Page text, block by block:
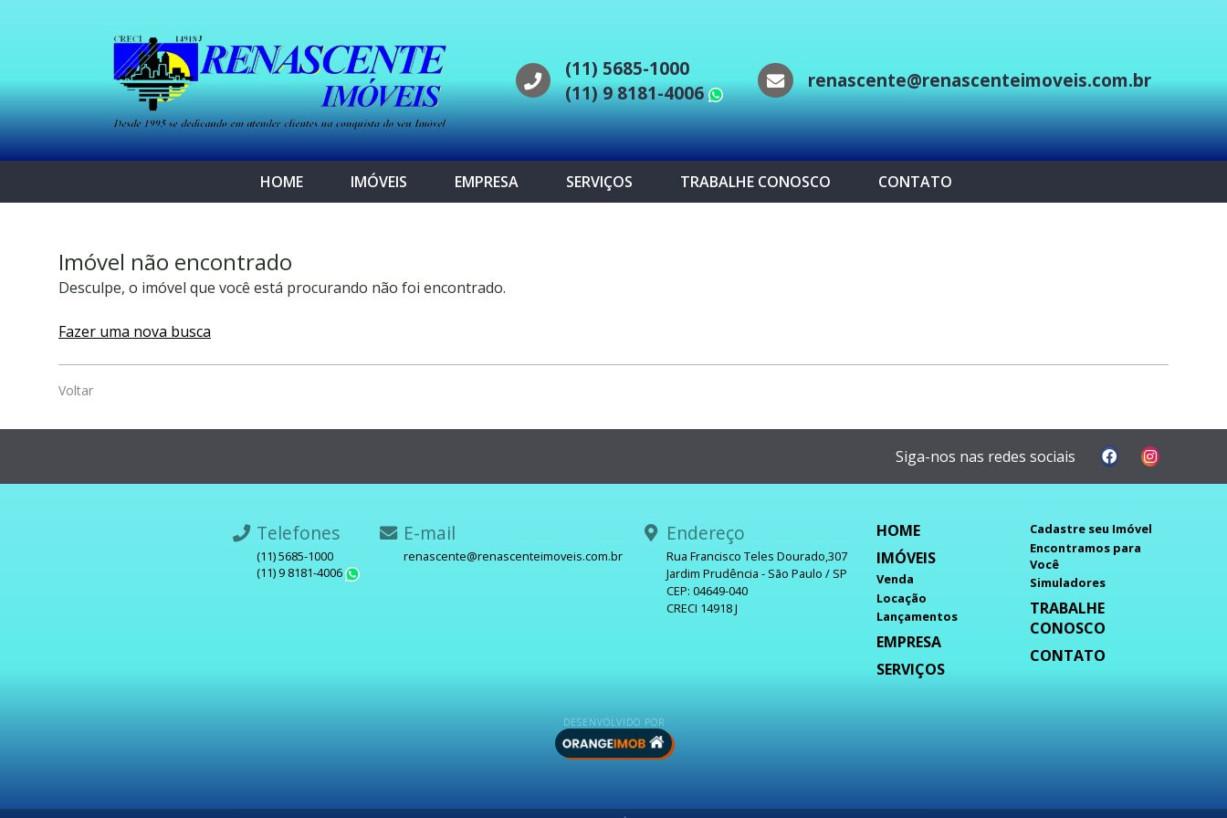
(11) 5685-1000
(11) 9 8181-4006
WhatsApp
renascente@renascenteimoveis.com.br
HOME IMÓVEIS EMPRESA SERVIÇOS TRABALHE CONOSCO CONTATO
Imóvel não encontrado
Desculpe, o imóvel que você está procurando não foi encontrado.
Fazer uma nova busca
Voltar
Siga-nos nas redes sociais
Telefones
(11) 5685-1000
(11) 9 8181-4006
E-mail
renascente@renascenteimoveis.com.br
Endereço
Rua Francisco Teles Dourado,307
Jardim Prudência - São Paulo / SP
CEP: 04649-040
CRECI 14918 J
HOME
IMÓVEIS
Venda
Locação
Lançamentos
EMPRESA
SERVIÇOS
Cadastre seu Imóvel
Encontramos para
Você
Simuladores
TRABALHE
CONOSCO
CONTATO
DESENVOLVIDO POR